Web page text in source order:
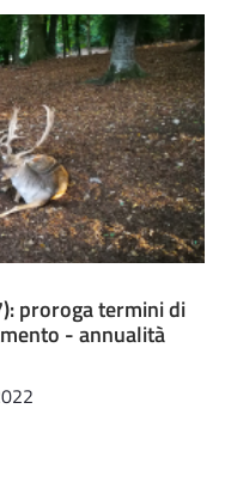
proroga termini di
- annualità